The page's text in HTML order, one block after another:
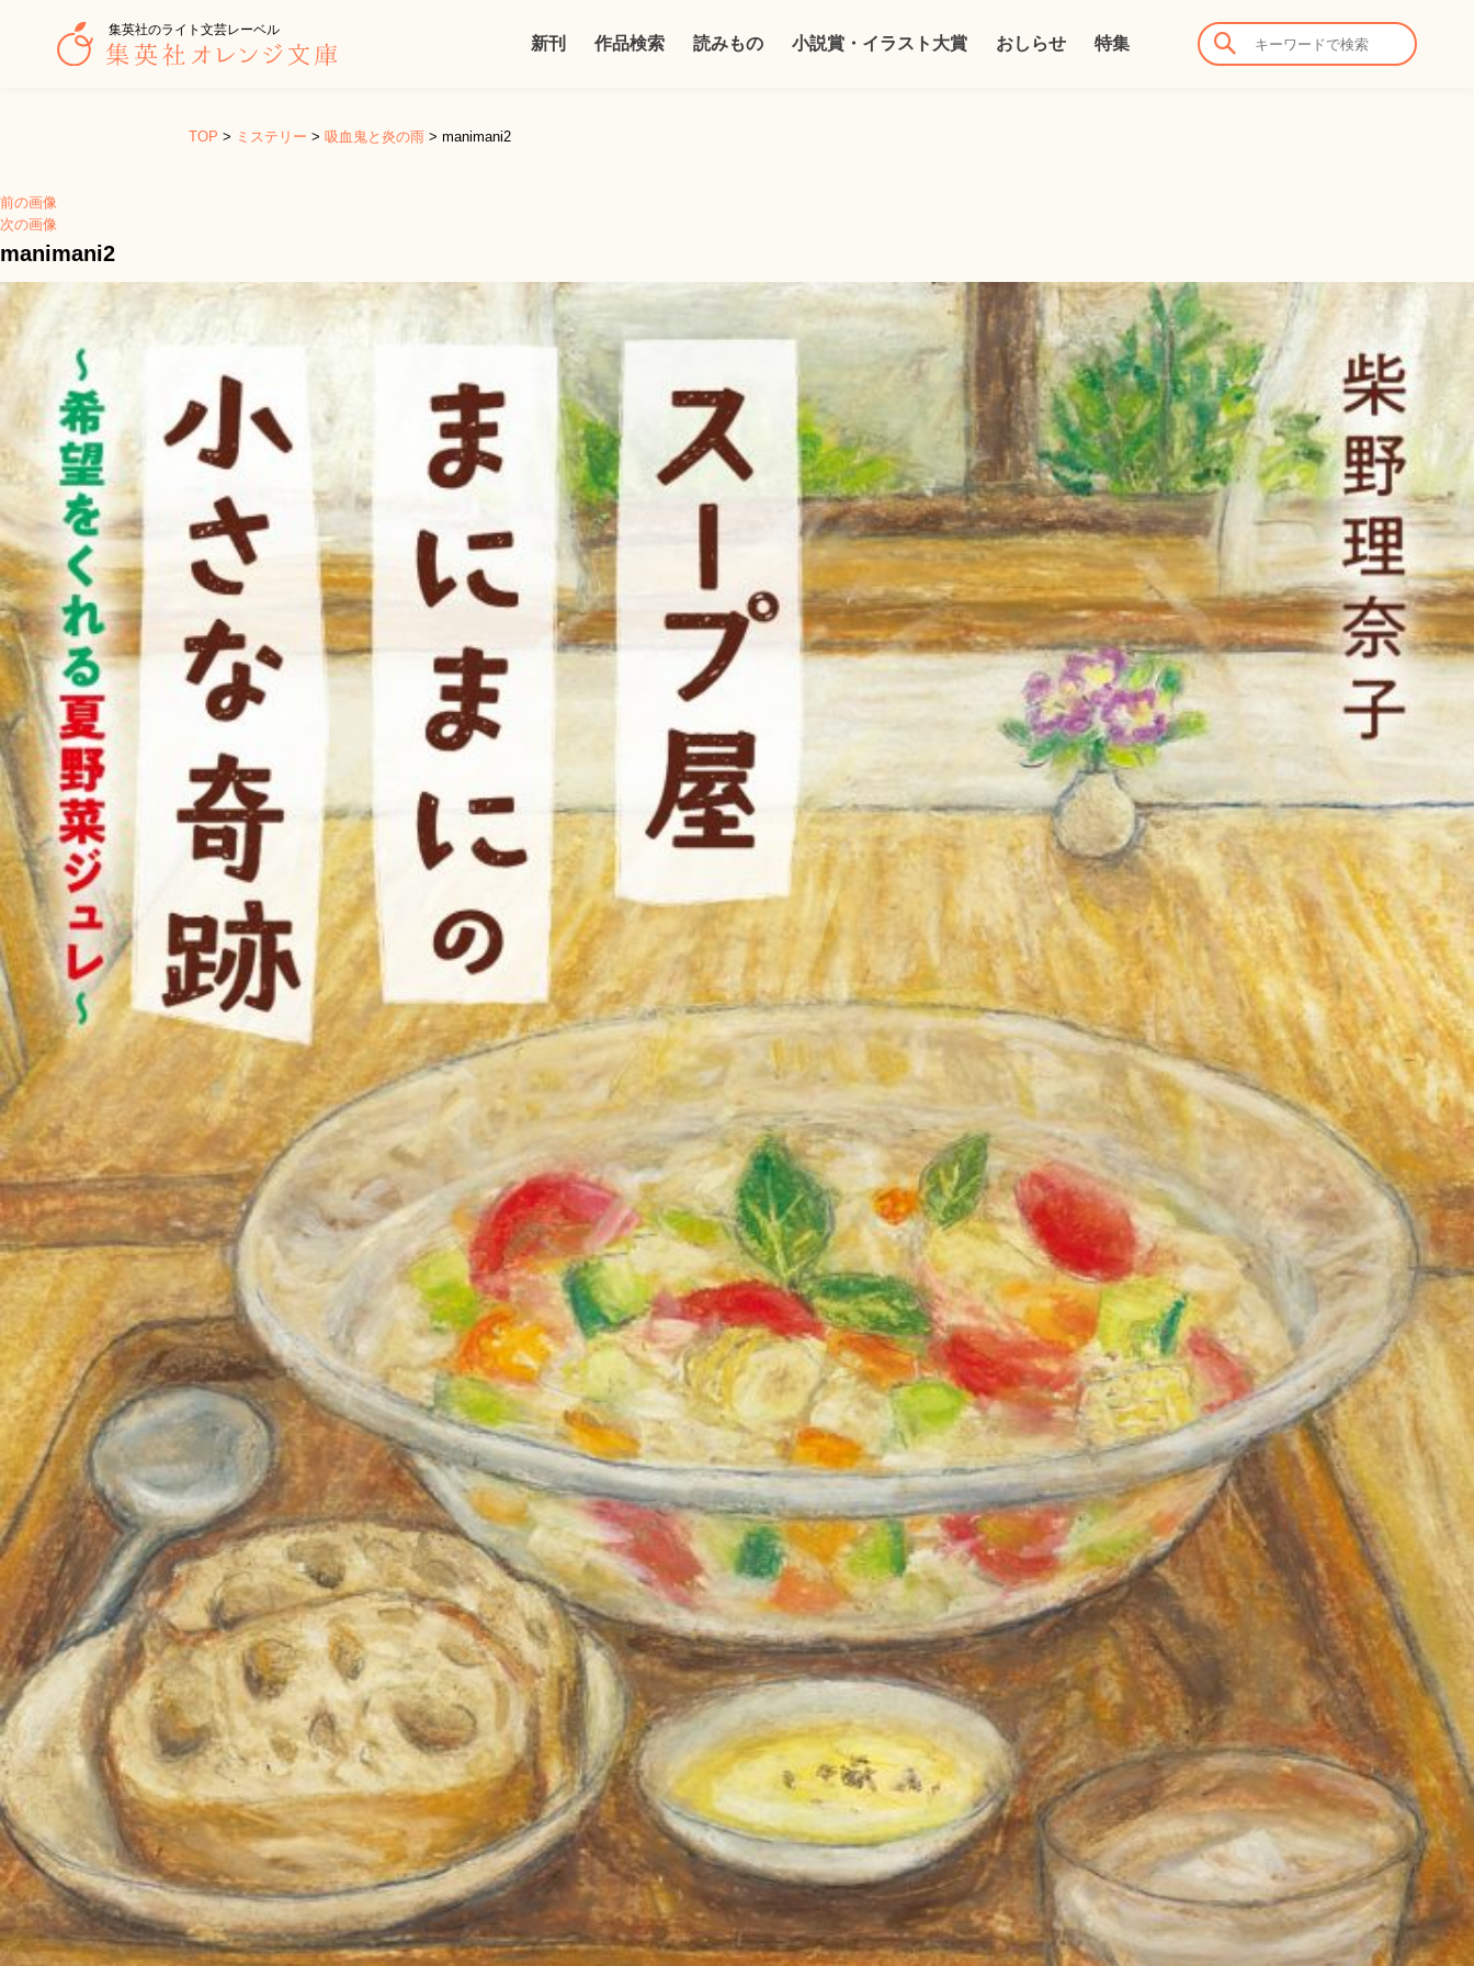
集英社のライト文芸レーベル
新刊 作品検索 読みもの 小説賞・イラスト大賞 おしらせ 特集
TOP > ミステリー > 吸血鬼と炎の雨 > manimani2
前の画像
次の画像
manimani2